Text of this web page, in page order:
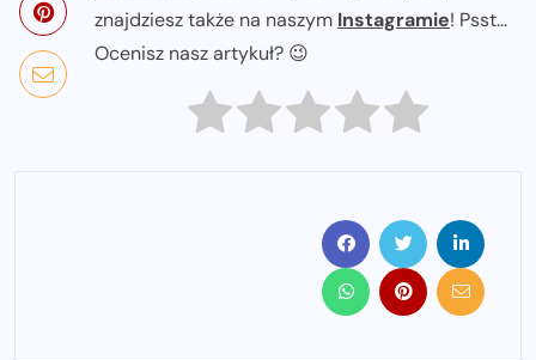
znajdziesz także na naszym Instagramie! Psst...
Ocenisz nasz artykuł? 😉